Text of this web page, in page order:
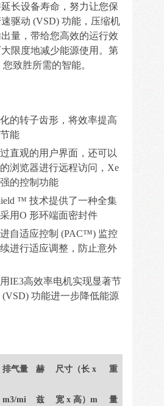
长设备寿命，努力让您保
驱动 (VSD) 功能，压缩机
量，带给您高效的运行效
限度地减少能源使用。第
致胜所需的智能。
的转子齿形，将效率提高
能
直观的用户界面，还可以
浏览器进行远程访问，Xe
的控制功能
™ 技术提供了一种全集
用O 形环端面密封件
自适应控制 (PAC™) 监控
进行适应调整，防止意外
IE3高效率电机实现显著节
功能进一步降低能源
排气量
m3/mi
赫
兹
尺寸（长 x
宽 x 高）m
重
量